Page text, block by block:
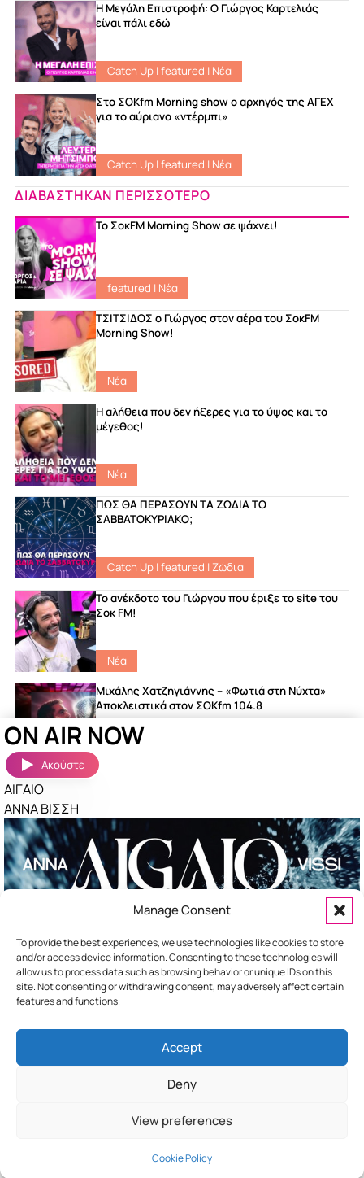
Manage Consent
To provide the best experiences, we use technologies like cookies to store
and/or access device information. Consenting to these technologies will
allow us to process data such as browsing behavior or unique IDs on this
site. Not consenting or withdrawing consent, may adversely affect certain
features and functions.
Accept
Deny
View preferences
Cookie Policy
Η Μεγάλη Επιστροφή: Ο Γιώργος Καρτελιάς
είναι πάλι εδώ
Catch Up|featured | Νέα
Στο ΣΟKfm Morning show ο αρχηγός της ΑΓΕΧ
για το αύριανο «ντέρμπι»
Catch Up|featured | Νέα
ΔΙΑΒΑΣΤΗΚΑΝ ΠΕΡΙΣΣΟΤΕΡΟ
Το ΣοκFM Morning Show σε ψάχνει!
featured | Νέα
ΤΣΙΤΣΙΔΟΣ ο Γιώργος στον αέρα του ΣοκFM
Morning Show!
Νέα
Η αλήθεια που δεν ήξερες για το ύψος και το
μέγεθος!
Νέα
ΠΩΣ ΘΑ ΠΕΡΑΣΟΥΝ ΤΑ ΖΩΔΙΑ ΤΟ
ΣΑΒΒΑΤΟΚΥΡΙΑΚΟ;
Catch Up|featured | Ζώδια
Το ανέκδοτο του Γιώργου που έριξε το site του
Σοκ FM!
Νέα
Μιχάλης Χατζηγιάννης – «Φωτιά στη Νύχτα»
Αποκλειστικά στον ΣΟΚfm 104.8
Ακούστηκαν πριν λίγο
ΤΕΛΕΙΑ
ΠΕΤΡΟΣ ΙΑΚΩΒΙΔΗΣ
ΣΑΝ ΝΑΥΑΓΟΙ
ΝΙΝΟ
ΣΟΥΣΟΥΡΟ
ΕΠΙΚΟΙΝΩΝΙΑ
ON AIR NOW
Ακούστε
ΑΙΓΑΙΟ
ΑΝΝΑ ΒΙΣΣΗ